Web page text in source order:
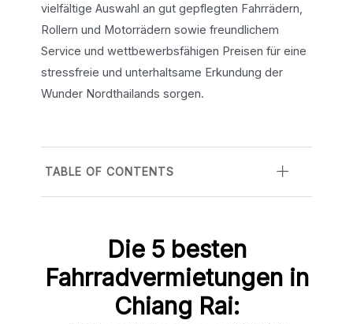
vielfältige Auswahl an gut gepflegten Fahrrädern,
Rollern und Motorrädern sowie freundlichem
Service und wettbewerbsfähigen Preisen für eine
stressfreie und unterhaltsame Erkundung der
Wunder Nordthailands sorgen.
TABLE OF CONTENTS
Die 5 besten
Fahrradvermietungen in
Chiang Rai: